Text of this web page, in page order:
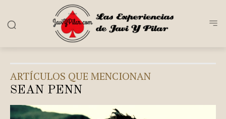
ARTÍCULOS QUE MENCIONAN
SEAN PENN